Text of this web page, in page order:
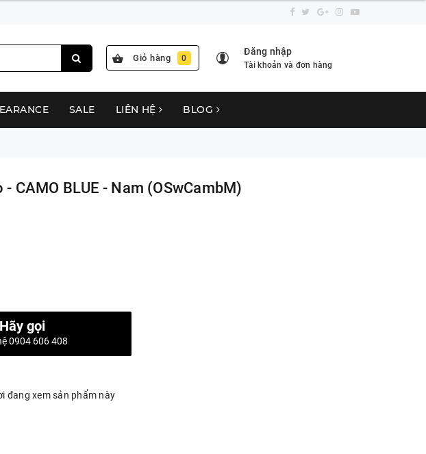
Giỏ hàng 0
Đăng nhập
Tài khoản và đơn hàng
SALE LIÊN HỆ BLOG
- CAMO BLUE - Nam (OSwCambM)
Hãy gọi
0904 606 408
đang xem sản phẩm này